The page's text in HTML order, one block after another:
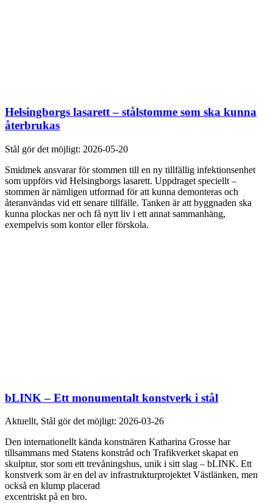
Helsingborgs lasarett – stålstomme som ska kunna
återbrukas
Stål gör det möjligt: 2026-05-20
Smidmek ansvarar för stommen till en ny tillfällig infektionsenhet
som uppförs vid Helsingborgs lasarett. Uppdraget speciellt –
stommen är nämligen utformad för att kunna demonteras och
återanvändas vid ett senare tillfälle. Tanken är att byggnaden ska
kunna plockas ner och få nytt liv i ett annat sammanhäng,
exempelvis som kontor eller förskola.
bLINK – Ett monumentalt konstverk i stål
Aktuellt, Stål gör det möjligt: 2026-03-26
Den internationellt kända konstnären Katharina Grosse har
tillsammans med Statens konstråd och Trafikverket skapat en
skulptur, stor som ett trevåningshus, unik i sitt slag – bLINK. Ett
konstverk som är en del av infrastrukturprojektet Västlänken, men
också en klump placerad
excentriskt på en bro.